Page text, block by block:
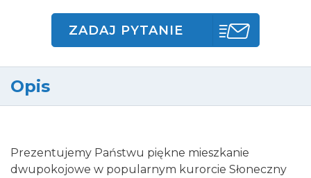
ZADAJ PYTANIE
Opis
Prezentujemy Państwu piękne mieszkanie
dwupokojowe w popularnym kurorcie Słoneczny